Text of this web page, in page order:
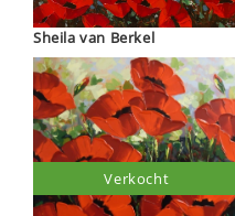
Sheila van Berkel
Verkocht